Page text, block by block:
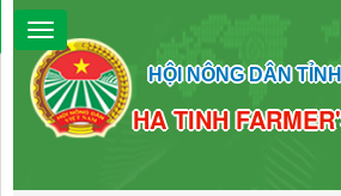
HỘI NÔNG DÂN
HA TINH